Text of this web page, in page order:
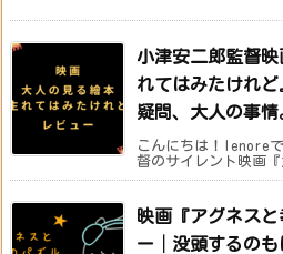
小津安二郎監督
れてはみたけれ
疑問、大人の事情
こんにちは！lenore
督のサイレント映画
映画『アグネス
ー│没頭するのも